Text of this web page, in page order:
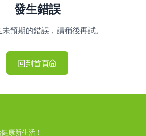
發生錯誤
預期的錯誤，請稍後再試。
回到首頁
康新生活！